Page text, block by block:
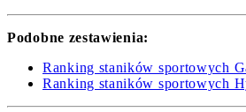
Podobne zestawienia:
Ranking staników sportowych
Ranking staników sportowych